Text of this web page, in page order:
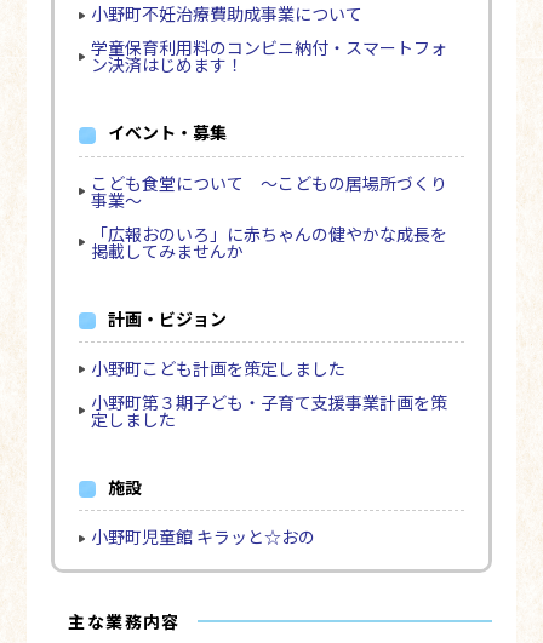
小野町不妊治療費助成事業について
学童保育利用料のコンビニ納付・スマートフォ
ン決済はじめます！
イベント・募集
こども食堂について ～こどもの居場所づくり
事業～
「広報おのいろ」に赤ちゃんの健やかな成長を
掲載してみませんか
計画・ビジョン
小野町こども計画を策定しました
小野町第３期子ども・子育て支援事業計画を策
定しました
施設
小野町児童館 キラッと☆おの
主な業務内容